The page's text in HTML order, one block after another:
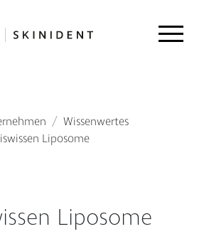
Wissenwertes
Liposome
Liposome